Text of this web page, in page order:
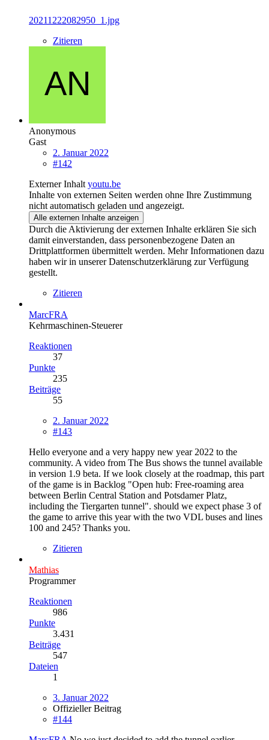
20211222082950_1.jpg
Zitieren
Anonymous
Gast
2. Januar 2022
#142
Externer Inhalt youtu.be
Inhalte von externen Seiten werden ohne Ihre Zustimmung
nicht automatisch geladen und angezeigt.
Alle externen Inhalte anzeigen
Durch die Aktivierung der externen Inhalte erklären Sie sich
damit einverstanden, dass personenbezogene Daten an
Drittplattformen übermittelt werden. Mehr Informationen dazu
haben wir in unserer Datenschutzerklärung zur Verfügung
gestellt.
Zitieren
MarcFRA
Kehrmaschinen-Steuerer
Reaktionen
37
Punkte
235
Beiträge
55
2. Januar 2022
#143
Hello everyone and a very happy new year 2022 to the
community. A video from The Bus shows the tunnel available
in version 1.9 beta. If we look closely at the roadmap, this part
of the game is in Backlog "Open hub: Free-roaming area
between Berlin Central Station and Potsdamer Platz,
including the Tiergarten tunnel". should we expect phase 3 of
the game to arrive this year with the two VDL buses and lines
100 and 245? Thanks you.
Zitieren
Mathias
Programmer
Reaktionen
986
Punkte
3.431
Beiträge
547
Dateien
1
3. Januar 2022
Offizieller Beitrag
#144